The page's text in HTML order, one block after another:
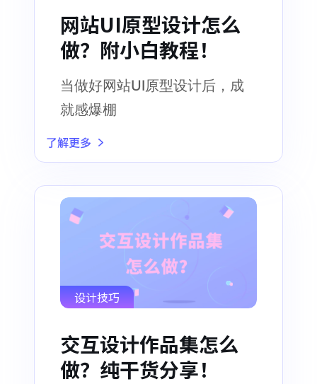
网站UI原型设计怎么
做？附小白教程！
当做好网站UI原型设计后，成
就感爆棚
了解更多
设计技巧
交互设计作品集怎么
做？纯干货分享！